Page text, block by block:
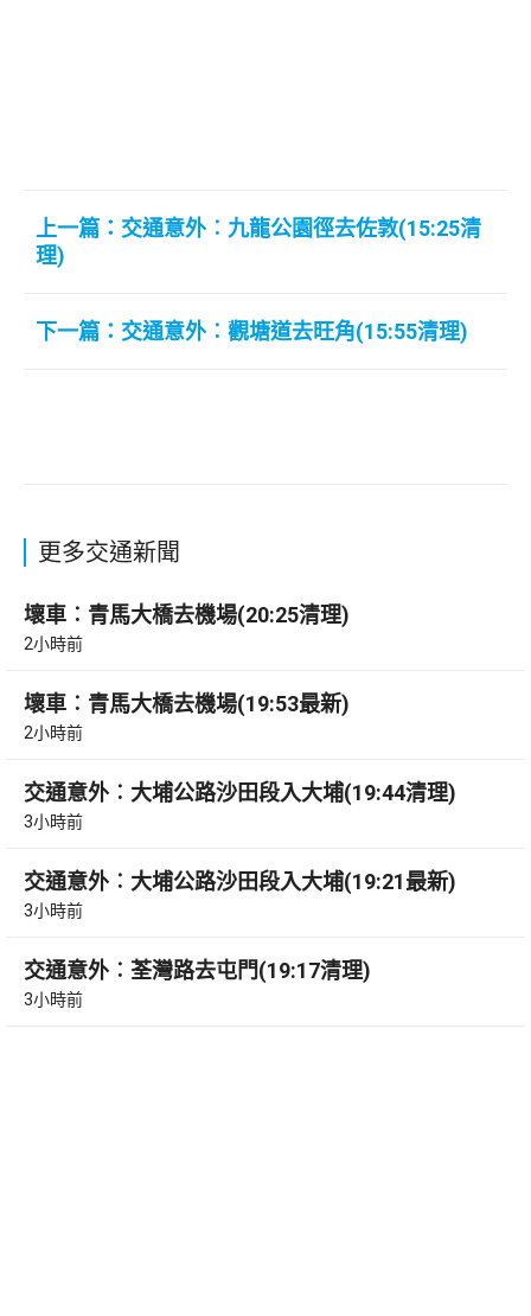
上一篇：交通意外︰九龍公園徑去佐敦(15:25清
理)
下一篇：交通意外︰觀塘道去旺角(15:55清理)
更多交通新聞
壞車︰青馬大橋去機場(20:25清理)
2小時前
壞車︰青馬大橋去機場(19:53最新)
2小時前
交通意外︰大埔公路沙田段入大埔(19:44清理)
3小時前
交通意外︰大埔公路沙田段入大埔(19:21最新)
3小時前
交通意外︰荃灣路去屯門(19:17清理)
3小時前